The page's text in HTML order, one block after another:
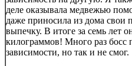
деле оказывала медвежью
даже приносила из дома
выпечку. В итоге за семь лет
килограммов! Много раз босс
зависимости, но так и не смог.